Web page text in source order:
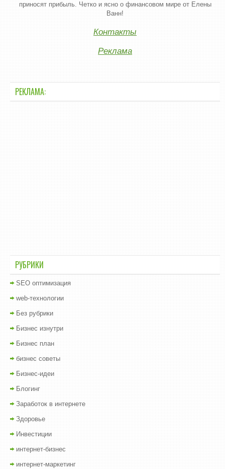
приносят прибыль. Четко и ясно о финансовом мире от Елены
Ванн!
Контакты
Реклама
РЕКЛАМА:
РУБРИКИ
SEO оптимизация
web-технологии
Без рубрики
Бизнес изнутри
Бизнес план
бизнес советы
Бизнес-идеи
Блогинг
Заработок в интернете
Здоровье
Инвестиции
интернет-бизнес
интернет-маркетинг